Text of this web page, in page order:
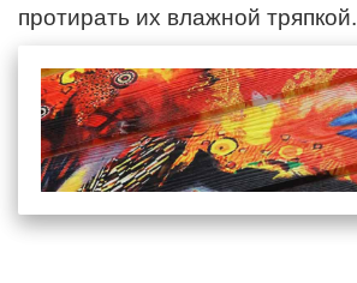
протирать их влажной тряпкой.